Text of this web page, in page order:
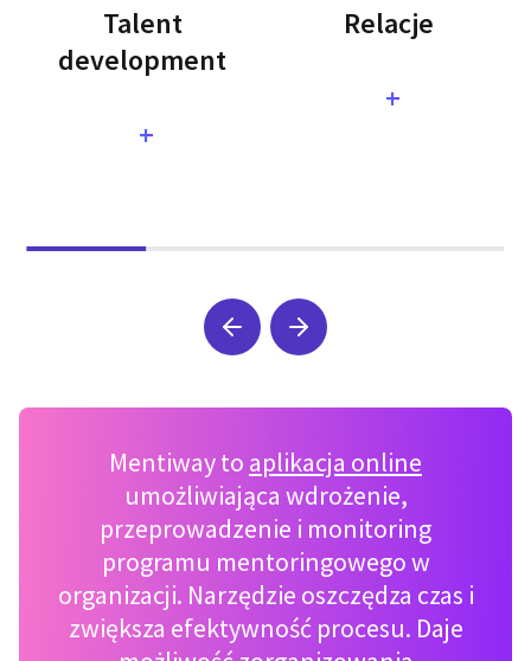
Talent
development
+
Relacje
+
Mentiway to aplikacja online
umożliwiająca wdrożenie,
przeprowadzenie i monitoring
programu mentoringowego w
organizacji. Narzędzie oszczędza czas i
zwiększa efektywność procesu. Daje